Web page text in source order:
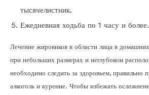
тысячелистник.
Ежедневная ходьба по 1 часу и более.
Лечение жировиков в области лица в
при небольших размерах и неглубоком
необходимо следить за здоровьем, правильно
алкоголь и курение. Чтобы избежать